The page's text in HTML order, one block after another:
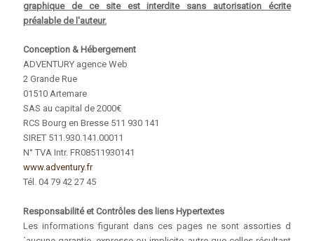
graphique de ce site est interdite sans autorisation écrite
préalable de l'auteur.
Conception & Hébergement
ADVENTURY agence Web
2 Grande Rue
01510 Artemare
SAS au capital de 2000€
RCS Bourg en Bresse 511 930 141
SIRET 511.930.141.00011
N° TVA Intr. FR08511930141
www.adventury.fr
Tél. 04 79 42 27 45
Responsabilité et Contrôles des liens Hypertextes
Les informations figurant dans ces pages ne sont assorties d